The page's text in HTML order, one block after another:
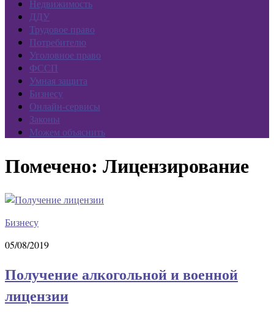
Недвижимость
ДДУ
Трудовое право
Потребителю
Уголовное право
ФССП
Умная защита
Бизнесу
Онлайн-сервисы
Законы
Можем объяснить
Помечено: Лицензирование
Бизнесу
05/08/2019
Получение алкогольной и военной
лицензии